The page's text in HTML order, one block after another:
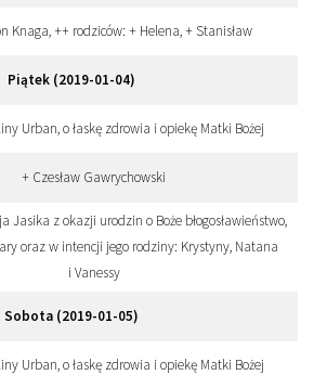
Knaga, ++ rodziców: + Helena, + Stanisław
Piątek (2019-01-04)
Urban, o łaskę zdrowia i opiekę Matki Bożej
+ Czesław Gawrychowski
Jasika z okazji urodzin o Boże błogosławieństwo,
oraz w intencji jego rodziny: Krystyny, Natana
i Vanessy
Sobota (2019-01-05)
Urban, o łaskę zdrowia i opiekę Matki Bożej